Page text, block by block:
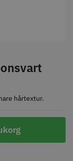
hårtextur.
kr